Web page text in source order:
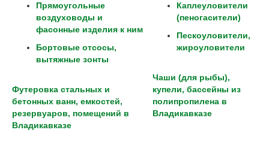
Прямоугольные
воздуховоды и
фасонные изделия к ним
Бортовые отсосы,
вытяжные зонты
Футеровка стальных и
бетонных ванн, емкостей,
резервуаров, помещений в
Владикавказе
Каплеуловители
(пеногасители)
Пескоуловители,
жироуловители
Чаши (для рыбы),
купели, бассейны из
полипропилена в
Владикавказе